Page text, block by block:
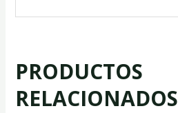
PRODUCTOS
RELACIONADOS